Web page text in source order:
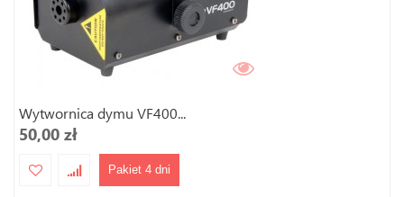
Wytwornica dymu VF400...
50,00 zł
Pakiet 4 dni